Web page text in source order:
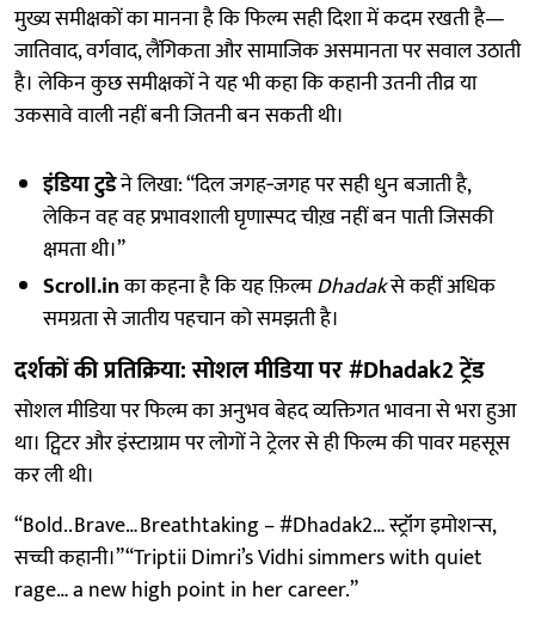
मुख्य समीक्षकों का मानना है कि फिल्म सही दिशा में कदम रखती है—
जातिवाद, वर्गवाद, लैंगिकता और सामाजिक असमानता पर सवाल उठाती
है। लेकिन कुछ समीक्षकों ने यह भी कहा कि कहानी उतनी तीव्र या
उकसावे वाली नहीं बनी जितनी बन सकती थी।
इंडिया टुडेने लिखा: “दिल जगह‑जगह पर सही धुन बजाती है,
लेकिन वह वह प्रभावशाली घृणास्पद चीख़ नहीं बन पाती जिसकी
क्षमता थी।”
Scroll.inका कहना है कि यह फ़िल्मDhadakसे कहीं अधिक
समग्रता से जातीय पहचान को समझती है।
दर्शकों की प्रतिक्रिया: सोशल मीडिया पर #Dhadak2 ट्रेंड
सोशल मीडिया पर फिल्म का अनुभव बेहद व्यक्तिगत भावना से भरा हुआ
था। ट्विटर और इंस्टाग्राम पर लोगों ने ट्रेलर से ही फिल्म की पावर महसूस
कर ली थी।
“Bold.. Brave… Breathtaking – #Dhadak2… स्ट्रॉंग इमोशन्स,
सच्ची कहानी।”“Triptii Dimri’s Vidhi simmers with quiet
rage… a new high point in her career.”